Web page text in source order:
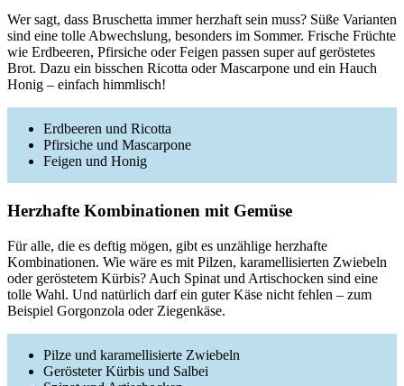
Wer sagt, dass Bruschetta immer herzhaft sein muss? Süße Varianten
sind eine tolle Abwechslung, besonders im Sommer. Frische Früchte
wie Erdbeeren, Pfirsiche oder Feigen passen super auf geröstetes
Brot. Dazu ein bisschen Ricotta oder Mascarpone und ein Hauch
Honig – einfach himmlisch!
Erdbeeren und Ricotta
Pfirsiche und Mascarpone
Feigen und Honig
Herzhafte Kombinationen mit Gemüse
Für alle, die es deftig mögen, gibt es unzählige herzhafte
Kombinationen. Wie wäre es mit Pilzen, karamellisierten Zwiebeln
oder geröstetem Kürbis? Auch Spinat und Artischocken sind eine
tolle Wahl. Und natürlich darf ein guter Käse nicht fehlen – zum
Beispiel Gorgonzola oder Ziegenkäse.
Pilze und karamellisierte Zwiebeln
Gerösteter Kürbis und Salbei